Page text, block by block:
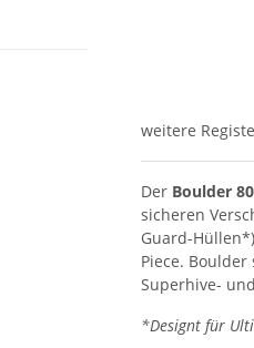
weitere
Der Boulder
sicheren
Guard-
Piece.
Superhive-
*Designt für